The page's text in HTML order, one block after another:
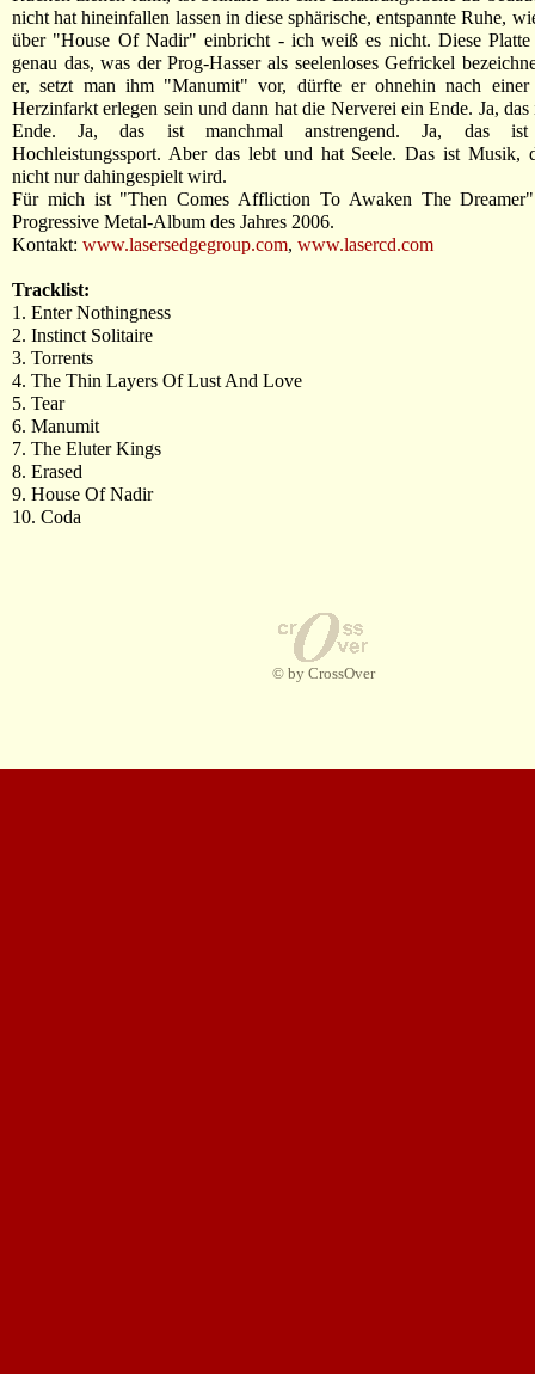
nicht hat hineinfallen lassen in diese sphärische, entspannte Ruhe,
über "House Of Nadir" einbricht - ich weiß es nicht. Diese Platte
genau das, was der Prog-Hasser als seelenloses Gefrickel
er, setzt man ihm "Manumit" vor, dürfte er ohnehin nach einer
Herzinfarkt erlegen sein und dann hat die Nerverei ein Ende. Ja, das
Ende. Ja, das ist manchmal anstrengend. Ja, das ist
Hochleistungssport. Aber das lebt und hat Seele. Das ist Musik,
nicht nur dahingespielt wird.
Für mich ist "Then Comes Affliction To Awaken The Dreamer"
Progressive Metal-Album des Jahres 2006.
Kontakt: www.lasersedgegroup.com, www.lasercd.com
Tracklist:
1. Enter Nothingness
2. Instinct Solitaire
3. Torrents
4. The Thin Layers Of Lust And Love
5. Tear
6. Manumit
7. The Eluter Kings
8. Erased
9. House Of Nadir
10. Coda
© by CrossOver